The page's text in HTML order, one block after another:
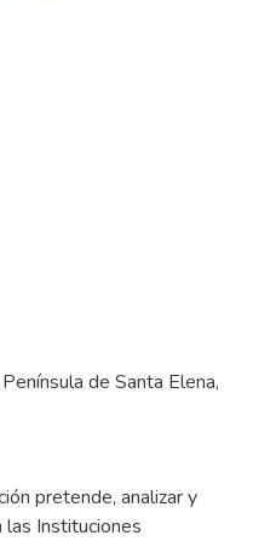
de Santa Elena,
pretende, analizar y
las Instituciones